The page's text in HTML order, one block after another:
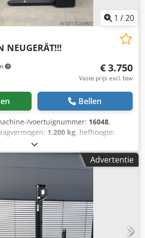
1 /20
NEUGERÄT!!!
€ 3.750
Vaste prijs excl. btw
Bellen
voertuignummer: 16048,
1.200 kg, hefhoogte:
Simplex, bouwhoogte:2.080 mm,
1.150 mm
002740 Accuspecificaties: 24V 60Ah
Advertentie